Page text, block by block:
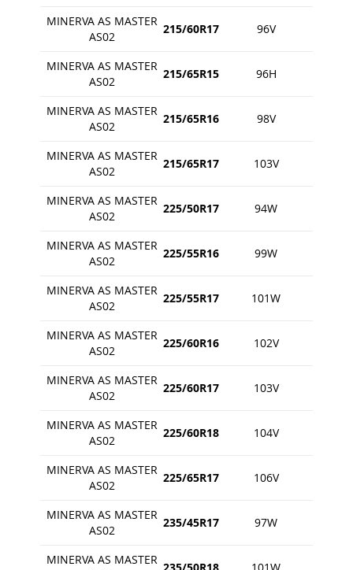
MINERVA AS MASTER
AS02
215/60R17 96V
MINERVA AS MASTER
AS02
215/65R15 96H
MINERVA AS MASTER
AS02
215/65R16 98V
MINERVA AS MASTER
AS02
215/65R17 103V
MINERVA AS MASTER
AS02
225/50R17 94W
MINERVA AS MASTER
AS02
225/55R16 99W
MINERVA AS MASTER
AS02
225/55R17 101W
MINERVA AS MASTER
AS02
225/60R16 102V
MINERVA AS MASTER
AS02
225/60R17 103V
MINERVA AS MASTER
AS02
225/60R18 104V
MINERVA AS MASTER
AS02
225/65R17 106V
MINERVA AS MASTER
AS02
235/45R17 97W
MINERVA AS MASTER